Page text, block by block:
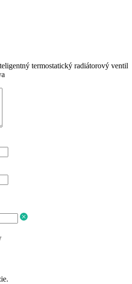
termostatický radiátorový ventil